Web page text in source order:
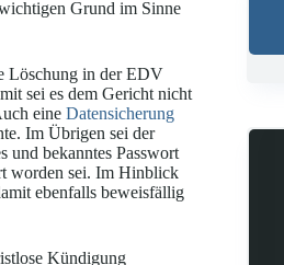
Grund im Sinne
Löschung in der EDV
sei es dem Gericht nicht
eine Datensicherung
Im Übrigen sei der
und bekanntes Passwort
worden sei. Im Hinblick
ebenfalls beweisfällig
Kündigung